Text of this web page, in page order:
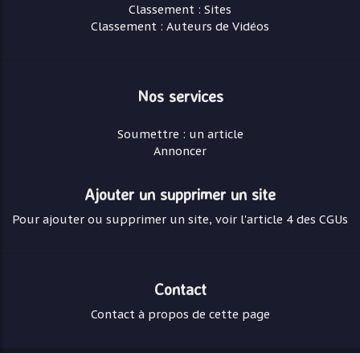
Classement : Sites
Classement : Auteurs de Vidéos
Nos services
Soumettre : un article
Annoncer
Ajouter un supprimer un site
Pour ajouter ou supprimer un site, voir l'article 4 des CGUs
Contact
Contact à propos de cette page